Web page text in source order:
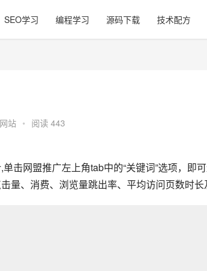
SEO学习 编程学习 源码下载 技术配方
站 • 阅读 443
网盟推广左上角tab中的“关键词”选项，即
量、消费、浏览量跳出率、平均访问页数时长